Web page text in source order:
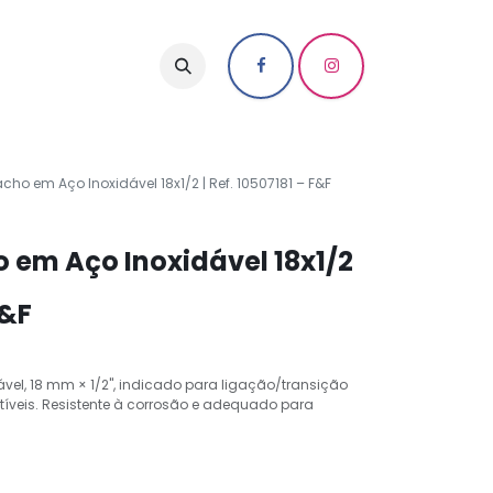
em Aço Inoxidável 18x1/2 | Ref. 10507181 – F&F
Aço Inoxidável 18x1/2
18 mm × 1/2", indicado para ligação/transição
Resistente à corrosão e adequado para